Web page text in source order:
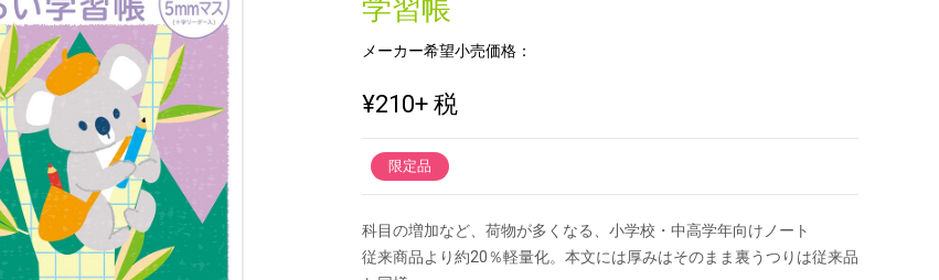
新製品一覧
学習帳
メーカー希望小売価格：
¥210+ 税
限定品
科目の増加など、荷物が多くなる、小学校・中高学年向けノート
従来商品より約20％軽量化。本文には厚みはそのまま裏うつりは従来品